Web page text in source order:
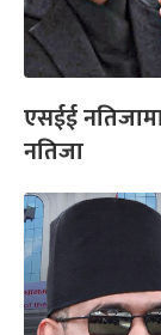
एसईई
नतिजा